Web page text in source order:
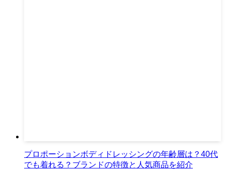
プロポーションボディドレッシングの年齢層は？40代
でも着れる？ブランドの特徴と人気商品を紹介